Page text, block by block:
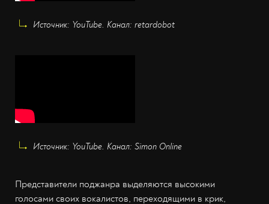
Источник: YouTube. Канал: retardobot
Источник: YouTube. Канал: Simon Online
Представители поджанра выделяются высокими
голосами своих вокалистов, переходящими в крик,